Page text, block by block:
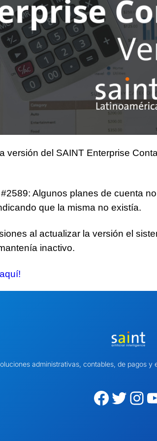
versión del SAINT Enterprise
Algunos planes de cuenta
que la misma no existía.
al actualizar la versión el
inactivo.
administrativas, contables, de pagos
Facebook Twitter Instagram YouTube